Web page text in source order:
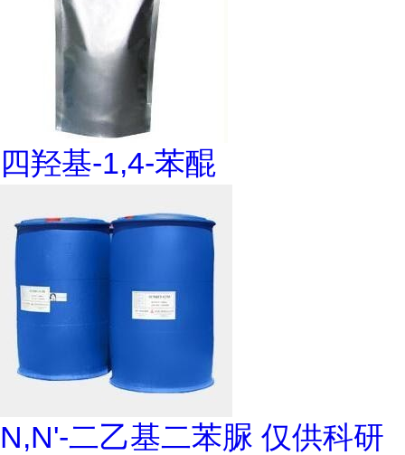
四羟基-1,4-苯醌
N,N'-二乙基二苯脲 仅供科研